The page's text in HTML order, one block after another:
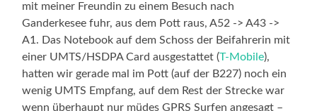
mit meiner Freundin zu einem Besuch nach
Ganderkesee fuhr, aus dem Pott raus, A52 -> A43 ->
A1. Das Notebook auf dem Schoss der Beifahrerin mit
einer UMTS/HSDPA Card ausgestattet (T-Mobile),
hatten wir gerade mal im Pott (auf der B227) noch ein
wenig UMTS Empfang, auf dem Rest der Strecke war
wenn überhaupt nur müdes GPRS Surfen angesagt –